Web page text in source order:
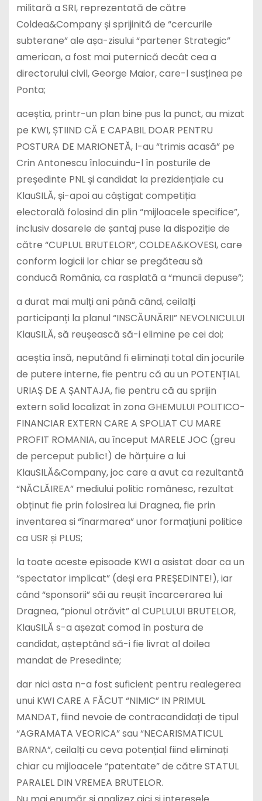
militară a SRI, reprezentată de către
Coldea&Company și sprijinită de “cercurile
subterane” ale așa-zisului “partener Strategic”
american, a fost mai puternică decât cea a
directorului civil, George Maior, care-l susținea pe
Ponta;
aceștia, printr-un plan bine pus la punct, au mizat
pe KWI, ȘTIIND CĂ E CAPABIL DOAR PENTRU
POSTURA DE MARIONETĂ, l-au “trimis acasă” pe
Crin Antonescu înlocuindu-l în posturile de
președinte PNL și candidat la prezidențiale cu
KlauSILĂ, și-apoi au câștigat competiția
electorală folosind din plin “mijloacele specifice”,
inclusiv dosarele de șantaj puse la dispoziție de
către “CUPLUL BRUTELOR”, COLDEA&KOVESI, care
conform logicii lor chiar se pregăteau să
conducă România, ca rasplată a “muncii depuse”;
a durat mai mulți ani până când, ceilalți
participanți la planul “INSCĂUNĂRII” NEVOLNICULUI
KlauSILĂ, să reușească să-i elimine pe cei doi;
aceștia însă, neputând fi eliminați total din jocurile
de putere interne, fie pentru că au un POTENȚIAL
URIAȘ DE A ȘANTAJA, fie pentru că au sprijin
extern solid localizat în zona GHEMULUI POLITICO-
FINANCIAR EXTERN CARE A SPOLIAT CU MARE
PROFIT ROMANIA, au început MARELE JOC (greu
de perceput public!) de hărțuire a lui
KlauSILĂ&Company, joc care a avut ca rezultantă
“NĂCLĂIREA” mediului politic românesc, rezultat
obținut fie prin folosirea lui Dragnea, fie prin
inventarea si “înarmarea” unor formațiuni politice
ca USR și PLUS;
la toate aceste episoade KWI a asistat doar ca un
“spectator implicat” (deși era PREȘEDINTE!), iar
când “sponsorii” săi au reușit încarcerarea lui
Dragnea, “pionul otrăvit” al CUPLULUI BRUTELOR,
KlauSILĂ s-a așezat comod în postura de
candidat, așteptând să-i fie livrat al doilea
mandat de Presedinte;
dar nici asta n-a fost suficient pentru realegerea
unui KWI CARE A FĂCUT “NIMIC” IN PRIMUL
MANDAT, fiind nevoie de contracandidați de tipul
“AGRAMATA VEORICA” sau “NECARISMATICUL
BARNA”, ceilalți cu ceva potențial fiind eliminați
chiar cu mijloacele “patentate” de către STATUL
PARALEL DIN VREMEA BRUTELOR.